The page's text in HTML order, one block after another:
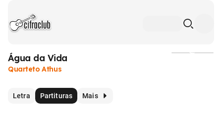
Água da Vida
Quarteto Athus
Letra Partituras Mais